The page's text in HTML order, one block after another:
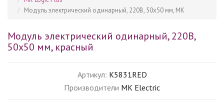
Модуль электрический одинарный, 220В, 50х50 мм, MK
Модуль электрический одинарный, 220В,
50х50 мм, красный
Артикул: K5831RED
Производители MK Electric